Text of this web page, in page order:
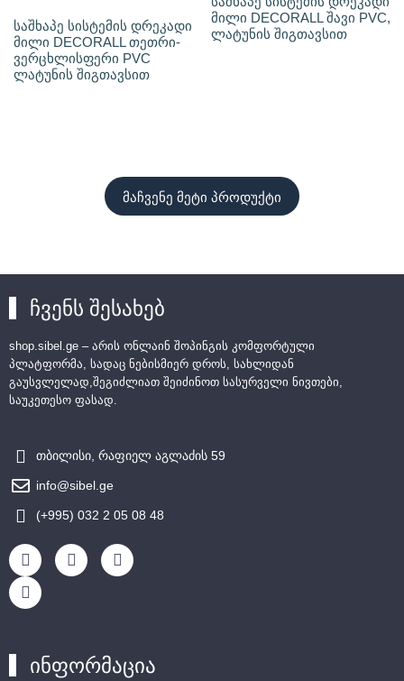
საშხაპე სისტემის დრეკადი
მილი DECORALL თეთრი-
ვერცხლისფერი PVC
ლატუნის შიგთავსით
მილი DECORALL შავი PVC,
ლატუნის შიგთავსით
მაჩვენე მეტი პროდუქტი
ჩვენს შესახებ
shop.sibel.ge – არის ონლაინ შოპინგის კომფორტული
პლატფორმა, სადაც ნებისმიერ დროს, სახლიდან
გაუსვლელად,შეგიძლიათ შეიძინოთ სასურველი ნივთები,
საუკეთესო ფასად.
თბილისი, რაფიელ აგლაძის 59
info@sibel.ge
(+995) 032 2 05 08 48
ინფორმაცია